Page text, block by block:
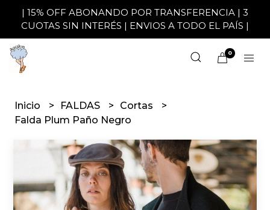
| 15% OFF ABONANDO POR TRANSFERENCIA | 3
CUOTAS SIN INTERÉS | ENVIOS A TODO EL PAÍS |
0
Inicio FALDAS
Cortas
Falda Plum Paño Negro